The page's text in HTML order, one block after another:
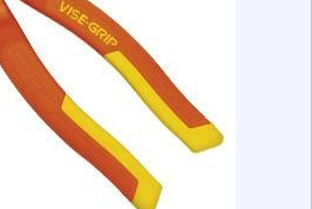
uma ferramenta confiável para
os alicates de crimpar são a
fáceis de usar, seguros e
uma ótima opção para qualquer